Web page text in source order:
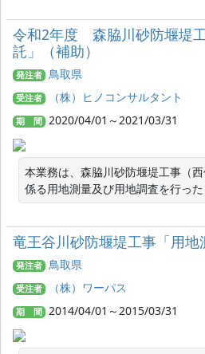
令和2年度 森脇川砂防堰堤
託」（補助）
発注者 鳥取県
受注者 （株）ヒノコンサルタント
期 間 2020/04/01～2021/03/31
本業務は、森脇川砂防堰堤工事（
係る用地測量及び用地調査を行った
竜王谷川砂防堰堤工事「用地
発注者 鳥取県
受注者 （株）ワーパス
期 間 2014/04/01～2015/03/31